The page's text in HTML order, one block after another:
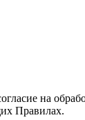
на
Правилах.